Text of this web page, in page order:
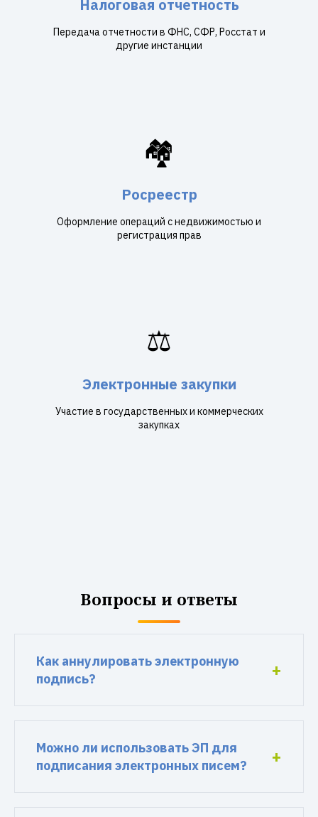
Налоговая отчетность
Передача отчетности в ФНС, СФР, Росстат и
другие инстанции
🏘️
Росреестр
Оформление операций с недвижимостью и
регистрация прав
⚖️
Электронные закупки
Участие в государственных и коммерческих
закупках
Вопросы и ответы
Как аннулировать электронную
подпись?
Можно ли использовать ЭП для
подписания электронных писем?